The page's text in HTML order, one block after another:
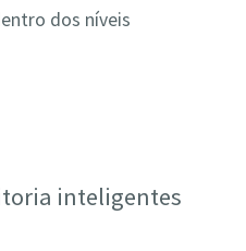
dos níveis
inteligentes